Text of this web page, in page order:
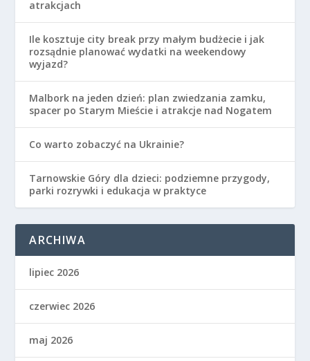
atrakcjach
Ile kosztuje city break przy małym budżecie i jak
rozsądnie planować wydatki na weekendowy
wyjazd?
Malbork na jeden dzień: plan zwiedzania zamku,
spacer po Starym Mieście i atrakcje nad Nogatem
Co warto zobaczyć na Ukrainie?
Tarnowskie Góry dla dzieci: podziemne przygody,
parki rozrywki i edukacja w praktyce
ARCHIWA
lipiec 2026
czerwiec 2026
maj 2026